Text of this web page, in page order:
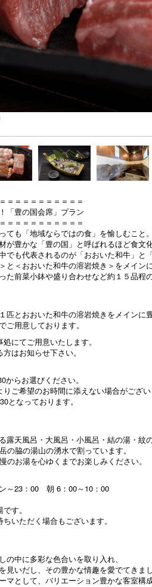
＝＝＝＝＝＝＝＝＝＝
「豊の国会席」プラン
＝＝＝＝＝＝＝＝＝＝
ても「地域ならではの食」を愉しむこと
が豊かな「豊の国」と呼ばれるほど食文
でも代表されるのが「おおいた和牛」と
と＜おおいた和牛の溶岩焼き＞をメイン
た前菜小鉢や盛り合わせなど約１５品程
匹とおおいた和牛の溶岩焼きをメインに
ご用意しております。
にてご用意いたします。
はお知らせ下さい。
からお選びください。
ご希望のお時間に添えない場合がござ
となっております。
露天風呂・大風呂・小風呂・結の湯・紋
の脇の湯山の湧水で割っています。
のお湯を心ゆくまでお楽しみください。
～23：00 朝 6：00～10：00
す。
いただく場合もございます。
の中に多彩な色合いを取り入れ、
見いだし、その豊かな情趣を愛でてきま
マとして、バリエーション豊かな客室構